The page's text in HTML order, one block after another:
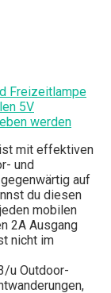
Freizeitlampe
5V
werden
mit effektiven
und
auf
du diesen
mobilen
2A Ausgang
nicht im
u Outdoor-